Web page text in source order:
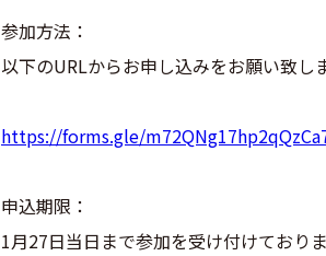
参加方法：
以下のURLからお申し込みをお願い致し
https://forms.gle/
申込期限：
1月27日当日まで参加を受け付けておりま